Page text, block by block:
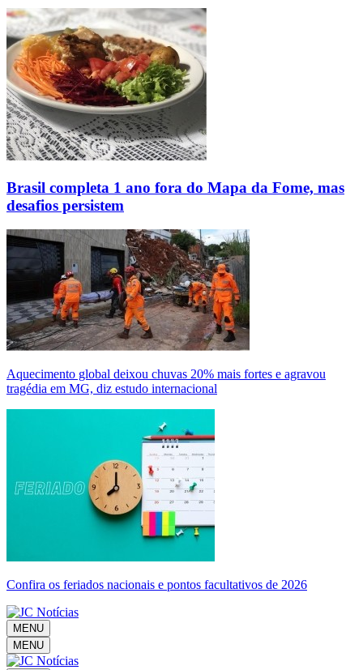
Brasil completa 1 ano fora do Mapa da Fome, mas
desafios persistem
Aquecimento global deixou chuvas 20% mais fortes e agravou
tragédia em MG, diz estudo internacional
Confira os feriados nacionais e pontos facultativos de 2026
MENU
MENU